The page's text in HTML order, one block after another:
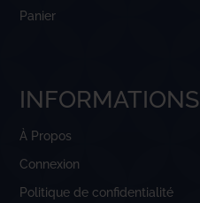
Panier
INFORMATIONS
À Propos
Connexion
Politique de confidentialité